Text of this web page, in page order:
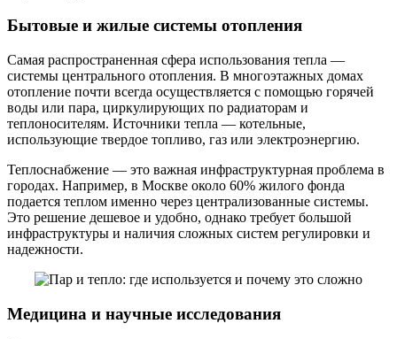
Бытовые и жилые системы отопления
Самая распространенная сфера использования тепла —
системы центрального отопления. В многоэтажных домах
отопление почти всегда осуществляется с помощью горячей
воды или пара, циркулирующих по радиаторам и
теплоносителям. Источники тепла — котельные,
использующие твердое топливо, газ или электроэнергию.
Теплоснабжение — это важная инфраструктурная проблема в
городах. Например, в Москве около 60% жилого фонда
подается теплом именно через централизованные системы.
Это решение дешевое и удобно, однако требует большой
инфраструктуры и наличия сложных систем регулировки и
надежности.
Медицина и научные исследования